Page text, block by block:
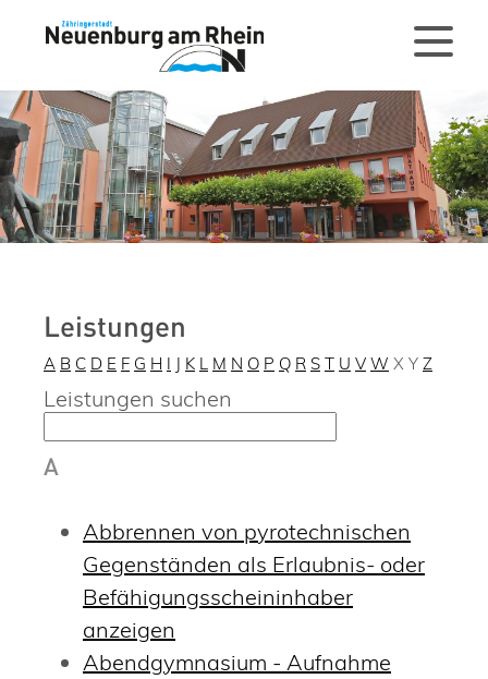
Leistungen
A B C D E F G H I J K L M N O P Q R S T U V W X Y Z
Leistungen suchen
A
Abbrennen von pyrotechnischen
Gegenständen als Erlaubnis- oder
Befähigungsscheininhaber
anzeigen
Abendgymnasium - Aufnahme